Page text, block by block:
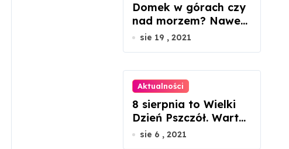
Domek w górach czy
nad morzem? Nawet
45 proc. wzrosty cen
sie 19 , 2021
Aktualności
8 sierpnia to Wielki
Dzień Pszczół. Warto
docenić ich rolę w
sie 6 , 2021